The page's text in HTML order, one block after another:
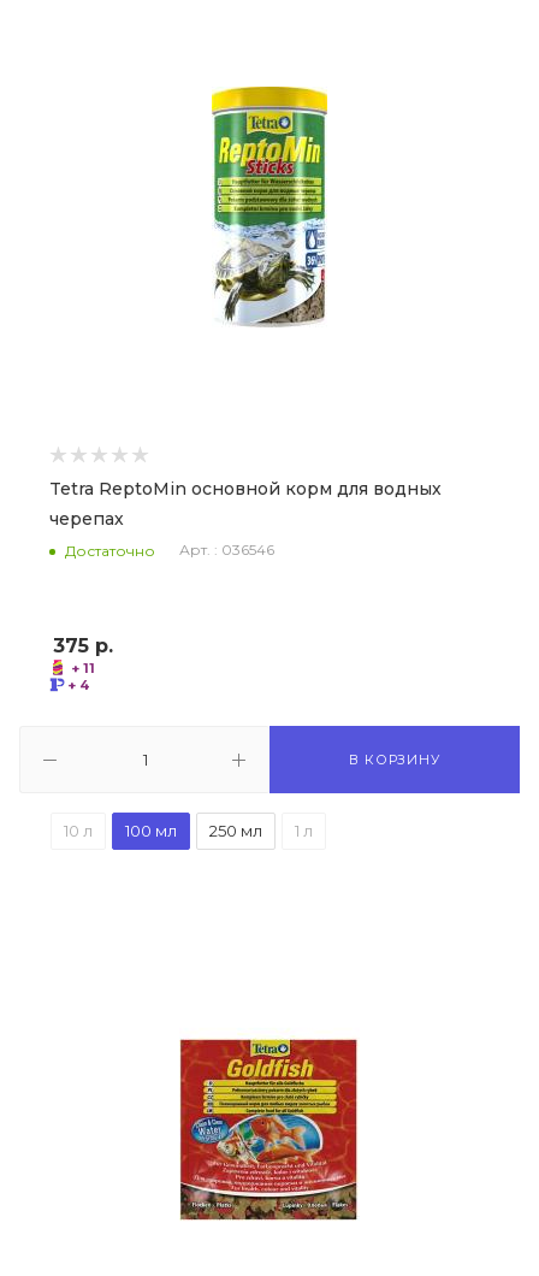
Tetra ReptoMin основной корм для водных
черепах
Достаточно Арт. : 036546
375 р.
+ 11
+ 4
В КОРЗИНУ
10 л 100 мл 250 мл 1 л